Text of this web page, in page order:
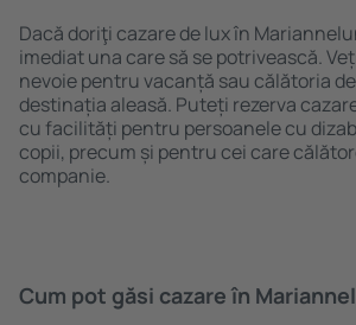
Dacă doriţi cazare de lux în
imediat una care să se potrivească.
nevoie pentru vacanță sau călătoria
destinația aleasă. Puteți rezerva
cu facilități pentru persoanele cu
copii, precum și pentru cei care
companie.
Cum pot găsi cazare în